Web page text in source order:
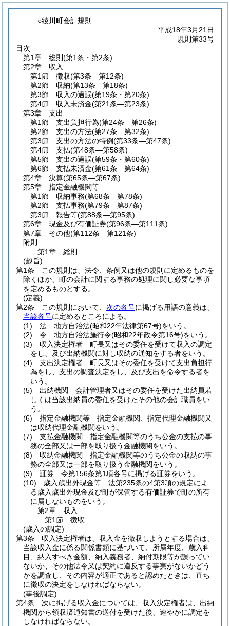
○綾川町会計規則
平成18年3月21日
規則第33号
目次
第1章
総則 (第1条・第2条)
第2章
収入
第1節
徴収(第3条―第12条)
第2節
収納(第13条―第18条)
第3節
収入の過誤(第19条・第20条)
第4節
収入未済金(第21条―第23条)
第3章
支出
第1節
支出負担行為(第24条―第26条)
第2節
支出の方法(第27条―第32条)
第3節
支出の方法の特例(第33条―第47条)
第4節
支払(第48条―第58条)
第5節
支出の過誤(第59条・第60条)
第6節
支払未済金(第61条―第64条)
第4章
決算(第65条―第67条)
第5章
指定金融機関等
第1節
収納事務(第68条―第78条)
第2節
支払事務(第79条―第87条)
第3節
報告等(第88条―第95条)
第6章
現金及び有価証券(第96条―第111条)
第7章
その他(第112条―第121条)
附則
第1章
総則
(趣旨)
第1条
この規則は、法令、条例又は他の規則に定めるものを
除くほか、町の会計に関する事務の処理に関し必要な事項
を定めるものとする。
(定義)
第2条
この規則において、 次の各号に掲げる用語の意義は、
当該各号に定めるところによる。
(1)
法 地方自治法(昭和22年法律第67号)をいう。
(2)
令 地方自治法施行令(昭和22年政令第16号)をいう。
(3)
収入決定権者 町長又はその委任を受けて収入の調定
をし、及び出納機関に対し収納の通知をする者をいう。
(4)
支出決定権者 町長又はその委任を受けて支出負担行
為をし、支出の調査決定をし、及び支出を命令する者を
いう。
(5)
出納機関 会計管理者又はその委任を受けた出納員若
しくは当該出納員の委任を受けたその他の会計職員をい
う。
(6)
指定金融機関等 指定金融機関、指定代理金融機関又
は収納代理金融機関をいう。
(7)
支払金融機関 指定金融機関等のうち公金の支払の事
務の全部又は一部を取り扱う金融機関をいう。
(8)
収納金融機関 指定金融機関等のうち公金の収納の事
務の全部又は一部を取り扱う金融機関をいう。
(9)
証券 令第156条第1項各号に掲げる証券をいう。
(10)
歳入歳出外現金等 法第235条の4第3項の規定によ
る歳入歳出外現金及び町が保管する有価証券で町の所有
に属しないものをいう。
第2章
収入
第1節
徴収
(歳入の調定)
第3条
収入決定権者は、収入金を徴収しようとする場合は、
当該収入金に係る関係書類に基づいて、所属年度、歳入科
目、納入すべき金額、納入義務者、納付期限等が誤ってい
ないか、その他法令又は契約に違反する事実がないかどう
かを調査し、その内容が適正であると認めたときは、直ち
に徴収の決定をしなければならない。
(事後調定)
第4条
次に掲げる収入金については、収入決定権者は、出納
機関から領収済通知書の送付を受けた後、速やかに調定を
しなければならない。